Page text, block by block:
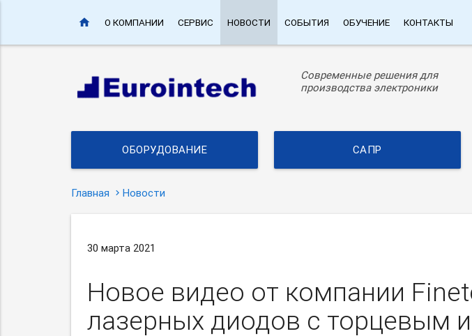
home О КОМПАНИИ СЕРВИС НОВОСТИ СОБЫТИЯ ОБУЧЕНИЕ КОНТАКТЫ
Современные решения для
производства электроники
ОБОРУДОВАНИЕ САПР
Главная Новости
30 марта 2021
Новое видео от компании
лазерных диодов с торцевым